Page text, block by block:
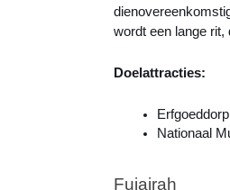
wordt een lange
Doelattracties:
Nationaal
Fujairah